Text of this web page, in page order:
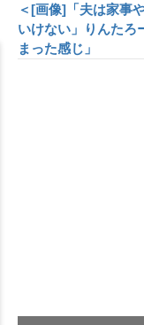
＜[画像]「夫は家事
いけない」りんたろ
まった感じ」